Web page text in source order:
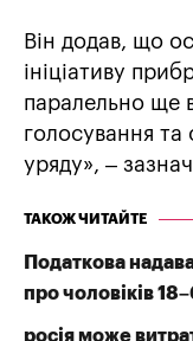
Він додав, що
ініціативу
паралельно ще
голосування та
уряду», –
ТАКОЖ ЧИТАЙТЕ
Податкова
про чоловіків
росія може